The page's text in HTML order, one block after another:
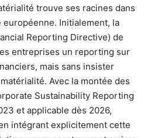
trouve ses racines dans
européenne. Initialement, la
Reporting Directive) de
entreprises un reporting sur
mais sans insister
Avec la montée des
Sustainability Reporting
et applicable dès 2026,
intégrant explicitement cette